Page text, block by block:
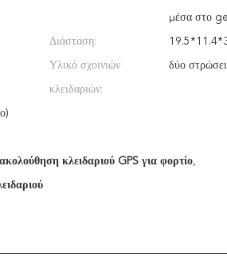
μέσα στο
Διάσταση:
Υλικό σχοινιών
κλειδαριών:
δύο
κλειδαριού GPS για φορτίο,